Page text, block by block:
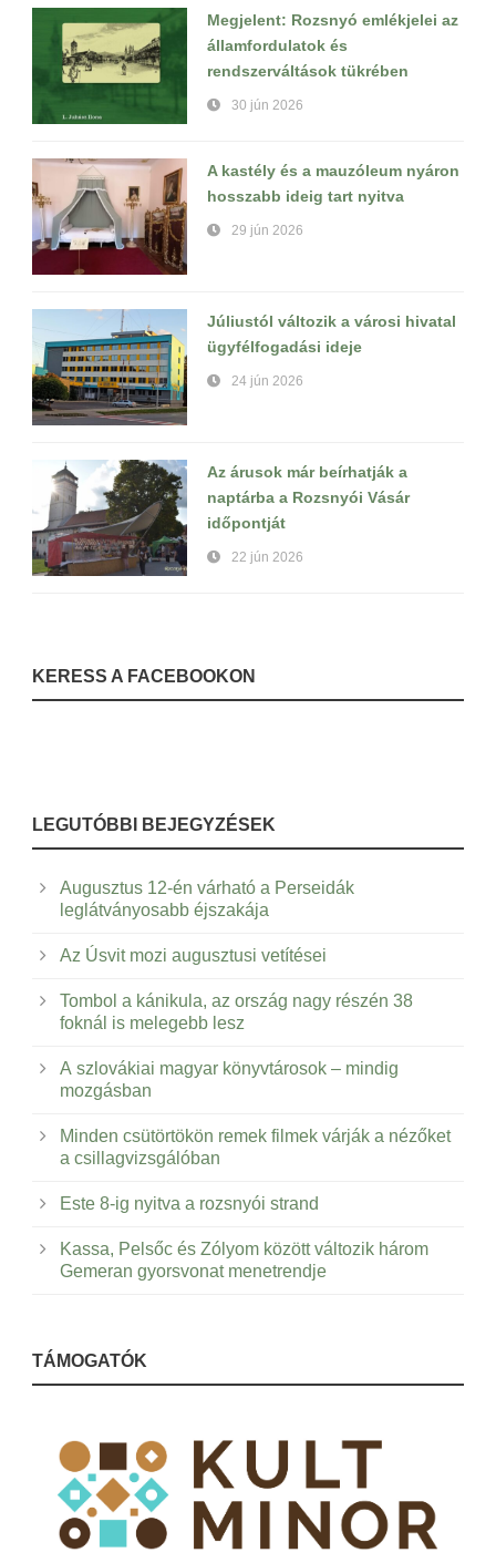
Megjelent: Rozsnyó emlékjelei az
államfordulatok és
rendszerváltások tükrében
30 jún 2026
A kastély és a mauzóleum nyáron
hosszabb ideig tart nyitva
29 jún 2026
Júliustól változik a városi hivatal
ügyfélfogadási ideje
24 jún 2026
Az árusok már beírhatják a
naptárba a Rozsnyói Vásár
időpontját
22 jún 2026
KERESS A FACEBOOKON
LEGUTÓBBI BEJEGYZÉSEK
Augusztus 12-én várható a Perseidák
leglátványosabb éjszakája
Az Úsvit mozi augusztusi vetítései
Tombol a kánikula, az ország nagy részén 38
foknál is melegebb lesz
A szlovákiai magyar könyvtárosok – mindig
mozgásban
Minden csütörtökön remek filmek várják a nézőket
a csillagvizsgálóban
Este 8-ig nyitva a rozsnyói strand
Kassa, Pelsőc és Zólyom között változik három
Gemeran gyorsvonat menetrendje
TÁMOGATÓK